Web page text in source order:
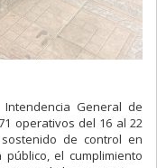
Intendencia General de
operativos del 16 al 22
de control en
el cumplimiento